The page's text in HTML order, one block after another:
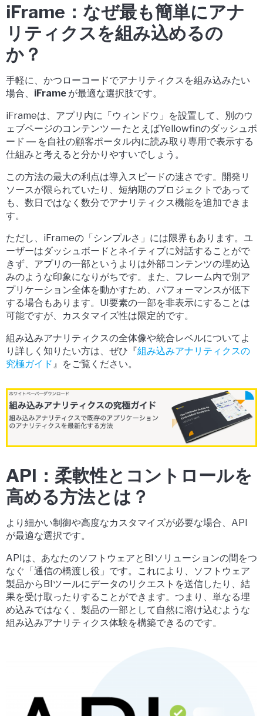
iFrame：なぜ最も簡単にアナ
リティクスを組み込めるの
か？
手軽に、かつローコードでアナリティクスを組み込みたい
場合、 iFrame が最適な選択肢です。
iFrameは、アプリ内に「ウィンドウ」を設置して、別のウ
ェブページのコンテンツ ― たとえばYellowfinのダッシュボ
ード ― を自社の顧客ポータル内に読み取り専用で表示する
仕組みと考えると分かりやすいでしょう。
この方法の最大の利点は導入スピードの速さ です。開発リ
ソースが限られていたり、短納期のプロジェクトであって
も、数日ではなく 数分でアナリティクス機能を追加できま
す。
ただし、iFrameの「シンプルさ」には限界もあります。ユ
ーザーはダッシュボードと ネイティブに対話することがで
きず、アプリの一部というよりは外部コンテンツの埋め込
みのような印象になりがちです。また、フレーム内で別ア
プリケーション全体を動かすため、 パフォーマンスが低下
する場合もあります。UI要素の一部を非表示にすることは
可能ですが、
カスタマイズ性は限定的です。
組み込みアナリティクスの全体像や統合レベルについてよ
り詳しく知りたい方は、ぜひ『組み込みアナリティクスの
究極ガイド 』をご覧ください。
API：柔軟性とコントロールを
高める方法とは？
より細かい制御や高度なカスタマイズが必要な場合、 API
が最適な選択です。
APIは、あなたのソフトウェアとBIソリューションの間をつ
なぐ「通信の橋渡し役」です。これにより、ソフトウェア
製品からBIツールにデータのリクエストを送信したり、結
果を受け取ったりすることができます。つまり、 単なる埋
め込みではなく、製品の一部として自然に溶け込むような
組み込みアナリティクス体験を構築できるのです。